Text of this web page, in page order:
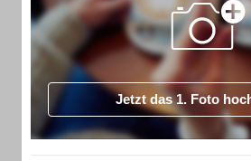
Jetzt das 1. Foto